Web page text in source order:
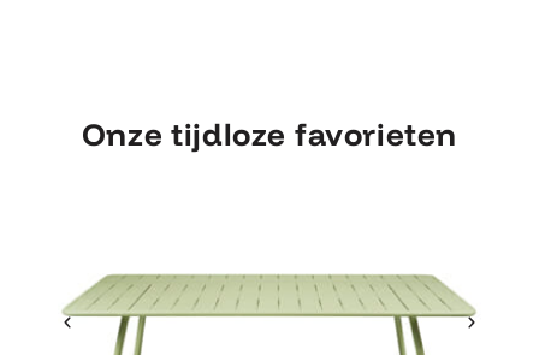
Onze tijdloze favorieten